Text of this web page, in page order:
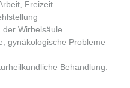
Freizeit
Wirbelsäule
gynäkologische Probleme
Behandlung.